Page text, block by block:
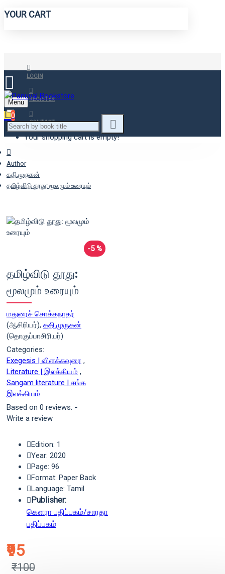
YOUR CART
LOGIN
REGISTER
CONTACT
Menu
0
Your shopping cart is empty!
Author
கதி.முருகன்
தமிழ்விடு தூது: மூலமும் உரையும்
-5 %
தமிழ்விடு தூது:
மூலமும் உரையும்
மதுரைச் சொக்கநாதர்
(ஆசிரியர்), கதி.முருகன்
(தொகுப்பாசிரியர்)
Categories:
Exegesis | விளக்கவுரை ,
Literature | இலக்கியம் ,
Sangam literature | சங்க
இலக்கியம்
Based on 0 reviews. -
Write a review
₹95
₹100
Edition: 1
Year: 2020
Page: 96
Format: Paper Back
Language: Tamil
Publisher:
கௌரா பதிப்பகம்/சாரதா
பதிப்பகம்